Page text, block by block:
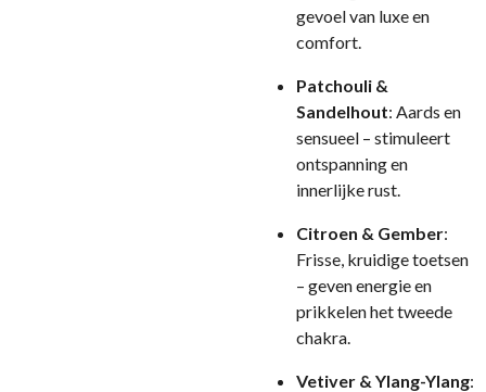
gevoel van luxe en
comfort.
Patchouli &
Sandelhout: Aards en
sensueel – stimuleert
ontspanning en
innerlijke rust.
Citroen & Gember:
Frisse, kruidige toetsen
– geven energie en
prikkelen het tweede
chakra.
Vetiver & Ylang-Ylang: